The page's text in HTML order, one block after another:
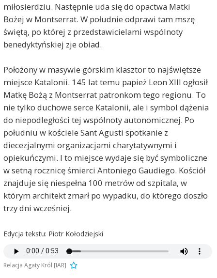
miłosierdziu. Następnie uda się do opactwa Matki
Bożej w Montserrat. W południe odprawi tam mszę
świętą, po której z przedstawicielami wspólnoty
benedyktyńskiej zje obiad.
Położony w masywie górskim klasztor to najświętsze
miejsce Katalonii. 145 lat temu papież Leon XIII ogłosił
Matkę Bożą z Montserrat patronkom tego regionu. To
nie tylko duchowe serce Katalonii, ale i symbol dążenia
do niepodległości tej wspólnoty autonomicznej. Po
południu w kościele Sant Agusti spotkanie z
diecezjalnymi organizacjami charytatywnymi i
opiekuńczymi. I to miejsce wydaje się być symboliczne
w setną rocznicę śmierci Antoniego Gaudiego. Kościół
znajduje się niespełna 100 metrów od szpitala, w
którym architekt zmarł po wypadku, do którego doszło
trzy dni wcześniej.
Edycja tekstu: Piotr Kołodziejski
Relacja Agaty Król [IAR]